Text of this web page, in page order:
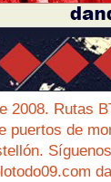
2008. Rutas
puertos de